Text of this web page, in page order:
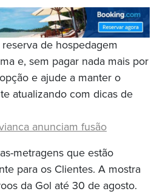
de hospedagem
e, sem pagar nada mais por
e ajude a manter o
atualizando com dicas de
anunciam fusão
metragens que estão
para os Clientes. A mostra
da Gol até 30 de agosto.